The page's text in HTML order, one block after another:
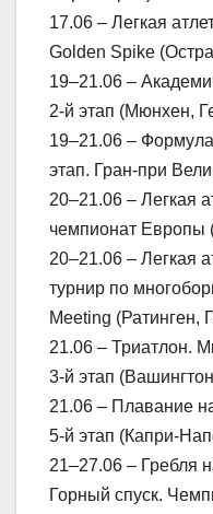
17.06 – Легкая
Golden Spike
19–21.06 –
2-й этап (Мюнхен,
19–21.06 –
этап. Гран-при
20–21.06 – Легкая
чемпионат Европы
20–21.06 – Легкая
турнир по
Meeting (Ратинген,
21.06 – Триатлон.
3-й этап
21.06 – Плавание
5-й этап (Капри-
21–27.06 – Гребля
Горный спуск.